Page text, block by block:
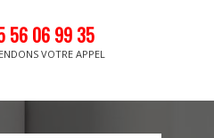
56 06 99 35
VOTRE APPEL